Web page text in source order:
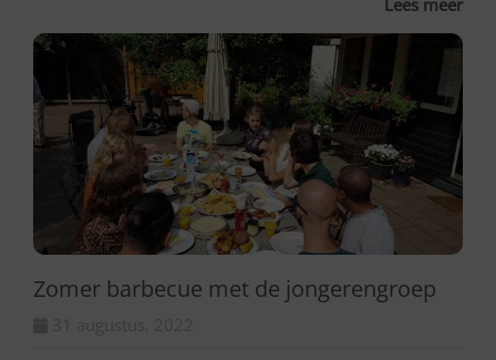
Lees meer
Zomer barbecue met de jongerengroep